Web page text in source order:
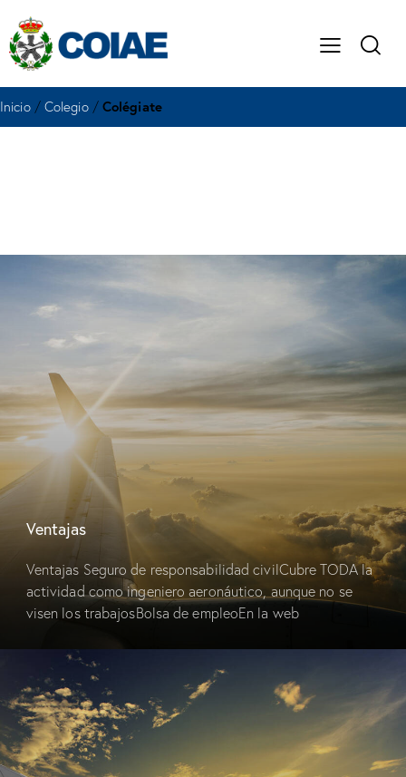
Inicio/ Colegio/ Colégiate
Ventajas
Ventajas Seguro de responsabilidad civilCubre TODA la
actividad como ingeniero aeronáutico, aunque no se
visen los trabajosBolsa de empleoEn la web
electrónico gratuitoPara todos los colegiados con…